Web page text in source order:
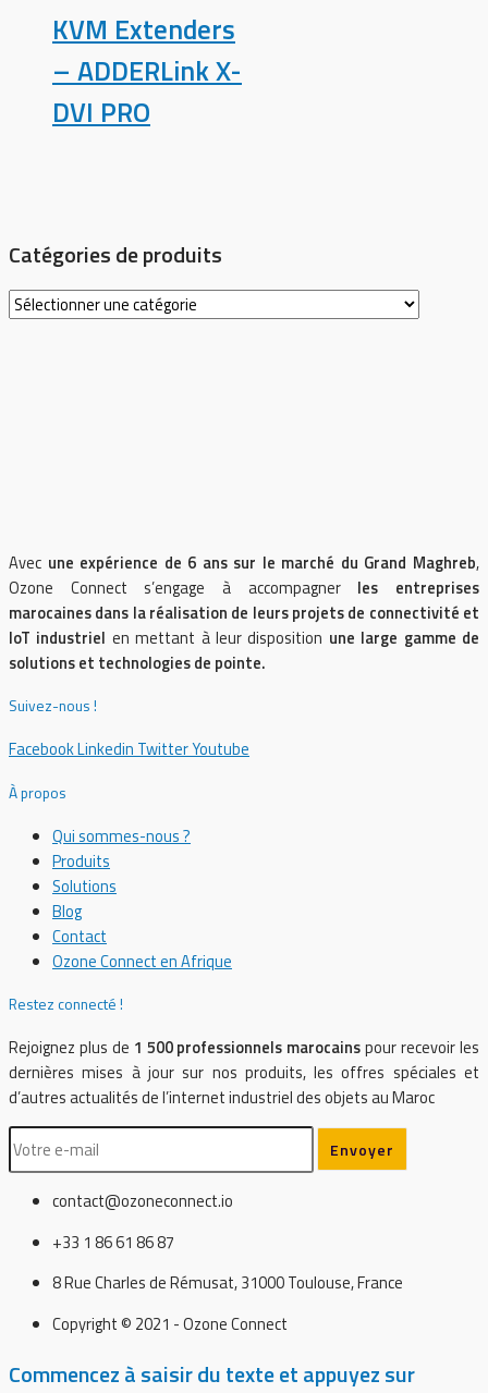
Catégories de produits
KVM Extenders
– ADDERLink X-
DVI PRO
Avec une expérience de 6 ans sur le marché du Grand Maghreb,
Ozone Connect s’engage à accompagner les entreprises
marocaines dans la réalisation de leurs projets de connectivité et
IoT industriel en mettant à leur disposition une large gamme de
solutions et technologies de pointe.
Suivez-nous !
FacebookLinkedin TwitterYoutube
À propos
Qui sommes-nous ?
Produits
Solutions
Blog
Contact
Ozone Connect en Afrique
Restez connecté !
Rejoignez plus de 1 500 professionnels marocainspour recevoir les
dernières mises à jour sur nos produits, les offres spéciales et
d’autres actualités de l’internet industriel des objets au Maroc
contact@ozoneconnect.io
+33 1 86 61 86 87
8 Rue Charles de Rémusat, 31000 Toulouse, France
Copyright © 2021 - Ozone Connect
Commencez à saisir du texte et appuyez sur